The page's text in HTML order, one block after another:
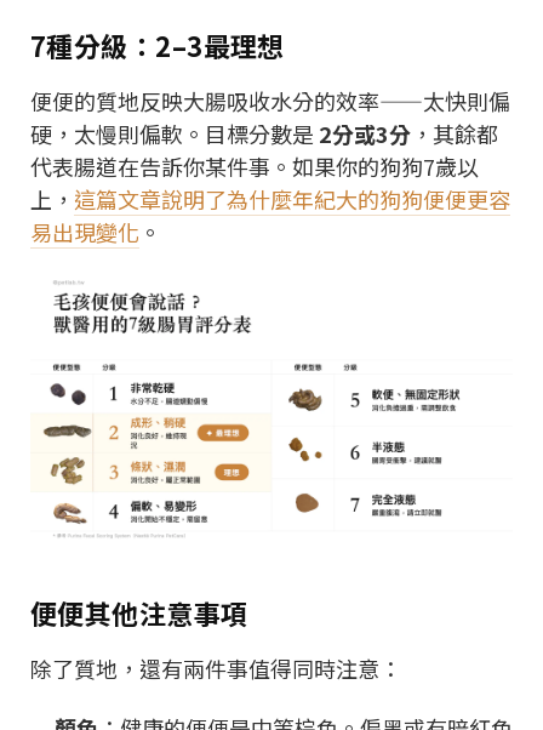
7種分級：2–3最理想
便便的質地反映大腸吸收水分的效率——太快則偏
硬，太慢則偏軟。目標分數是 2分或3分 ，其餘都
代表腸道在告訴你某件事。如果你的狗狗7歲以
上， 這篇文章說明了為什麼年紀大的狗狗便便更容
易出現變化 。
便便其他注意事項
除了質地，還有兩件事值得同時注意：